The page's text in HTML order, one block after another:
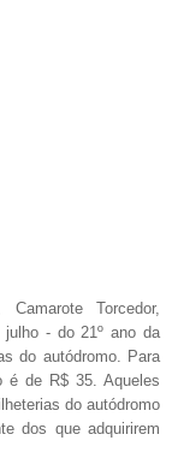
Torcedor,
- do 21º ano da
do autódromo. Para
é de R$ 35. Aqueles
do autódromo
dos que adquirirem